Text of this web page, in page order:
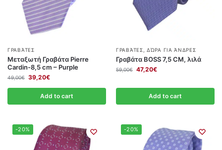
ΓΡΑΒΆΤΕΣ
Μεταξωτή Γραβάτα Pierre
Cardin-8,5 cm – Purple
49,00€ 39,20€
Add to cart
ΓΡΑΒΆΤΕΣ ,ΔΏΡΑ ΓΙΑ ΆΝΔΡΕΣ
Γραβάτα BOSS 7,5 CΜ, λιλά
59,00€ 47,20€
Add to cart
-20% -20%